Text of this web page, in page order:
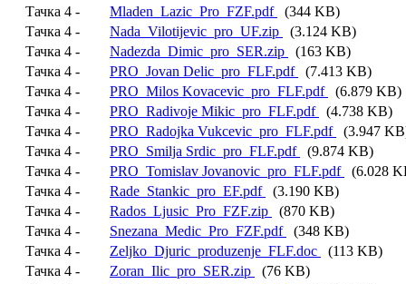
Тачка 4 -
Mladen_Lazic_Pro_FZF.pdf
(344 KB)
Тачка 4 -
Nada_Vilotijevic_pro_UF.zip
(3.124 KB)
Тачка 4 -
Nadezda_Dimic_pro_SER.zip
(163 KB)
Тачка 4 -
PRO_Jovan Delic_pro_FLF.pdf
(7.413 KB)
Тачка 4 -
PRO_Milos Kovacevic_pro_FLF.pdf
(6.879 KB)
Тачка 4 -
PRO_Radivoje Mikic_pro_FLF.pdf
(4.738 KB)
Тачка 4 -
PRO_Radojka Vukcevic_pro_FLF.pdf
(3.947
Тачка 4 -
PRO_Smilja Srdic_pro_FLF.pdf
(9.874 KB)
Тачка 4 -
PRO_Tomislav Jovanovic_pro_FLF.pdf
(6.028
Тачка 4 -
Rade_Stankic_pro_EF.pdf
(3.190 KB)
Тачка 4 -
Rados_Ljusic_Pro_FZF.zip
(870 KB)
Тачка 4 -
Snezana_Medic_Pro_FZF.pdf
(348 KB)
Тачка 4 -
Zeljko_Djuric_produzenje_FLF.doc
(113 KB)
Тачка 4 -
Zoran_Ilic_pro_SER.zip
(76 KB)